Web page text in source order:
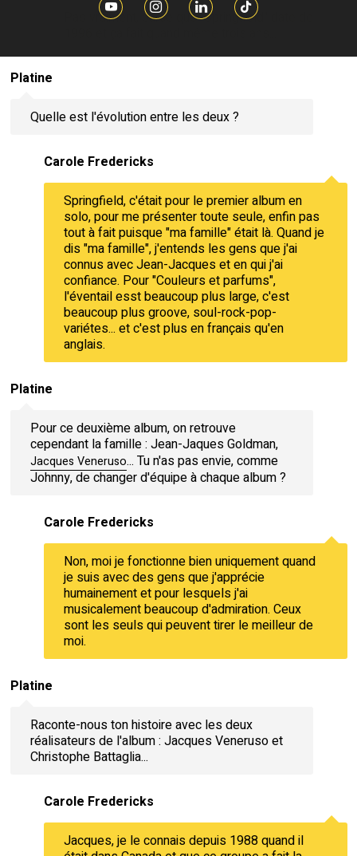
Pas vraiment, parce que "Springfield" date de
Platine
Quelle est l'évolution entre les deux ?
Carole Fredericks
Springfield, c'était pour le premier album en
solo, pour me présenter toute seule, enfin pas
tout à fait puisque "ma famille" était là. Quand je
dis "ma famille", j'entends les gens que j'ai
connus avec Jean-Jacques et en qui j'ai
confiance. Pour "Couleurs et parfums",
l'éventail esst beaucoup plus large, c'est
beaucoup plus groove, soul-rock-pop-
variétes... et c'est plus en français qu'en
anglais.
Platine
Pour ce deuxième album, on retrouve
cependant la famille : Jean-Jaques Goldman,
Jacques Veneruso... Tu n'as pas envie, comme
Johnny, de changer d'équipe à chaque album ?
Carole Fredericks
Non, moi je fonctionne bien uniquement quand
je suis avec des gens que j'apprécie
humainement et pour lesquels j'ai
musicalement beaucoup d'admiration. Ceux
sont les seuls qui peuvent tirer le meilleur de
moi.
Platine
Raconte-nous ton histoire avec les deux
réalisateurs de l'album : Jacques Veneruso et
Christophe Battaglia...
Carole Fredericks
Jacques, je le connais depuis 1988 quand il